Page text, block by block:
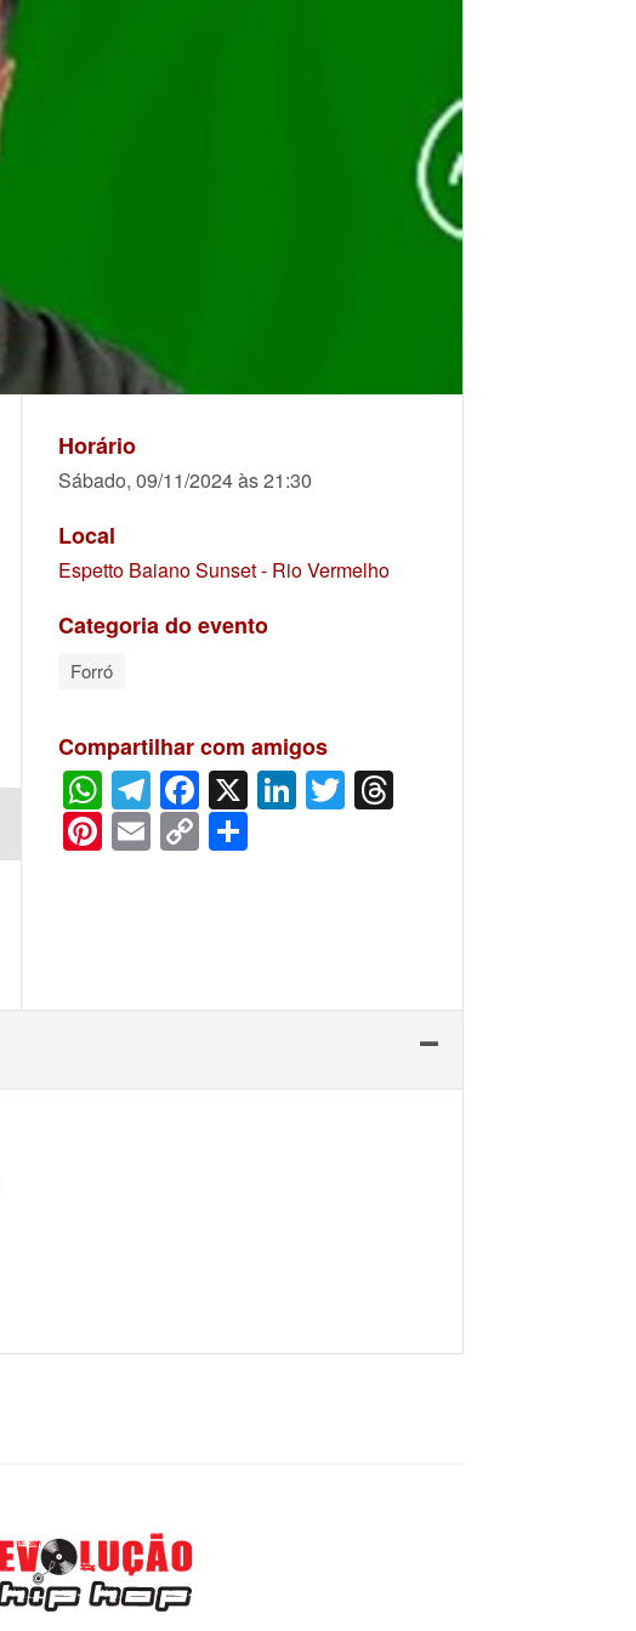
Horário
Sábado, 09/11/2024 às 21:30
Local
Espetto Baiano Sunset - Rio Vermelho
Categoria do evento
Forró
Compartilhar com amigos
WhatsApp
Telegram
Facebook
X LinkedIn
Twitter
Pinterest
Email
Copy
Link